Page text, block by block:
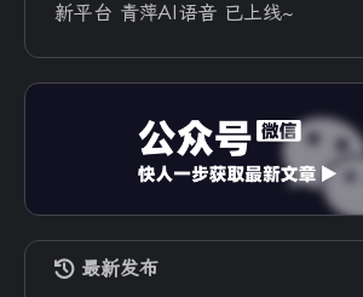
新平台 青萍AI语音 已上线~
最新发布